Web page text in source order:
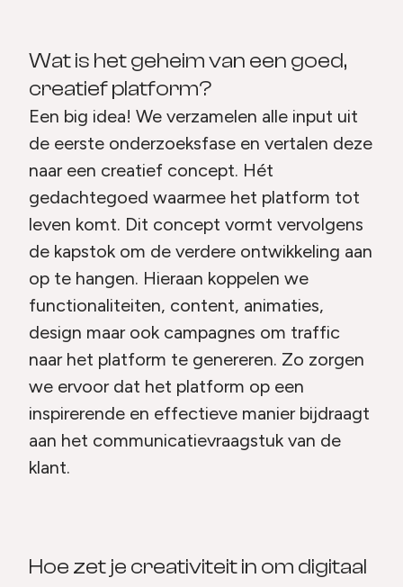
Wat is het geheim van een goed,
creatief platform?
Een big idea! We verzamelen alle input uit
de eerste onderzoeksfase en vertalen deze
naar een creatief concept. Hét
gedachtegoed waarmee het platform tot
leven komt. Dit concept vormt vervolgens
de kapstok om de verdere ontwikkeling aan
op te hangen. Hieraan koppelen we
functionaliteiten, content, animaties,
design maar ook campagnes om traffic
naar het platform te genereren. Zo zorgen
we ervoor dat het platform op een
inspirerende en effectieve manier bijdraagt
aan het communicatievraagstuk van de
klant.
Hoe zet je creativiteit in om digitaal